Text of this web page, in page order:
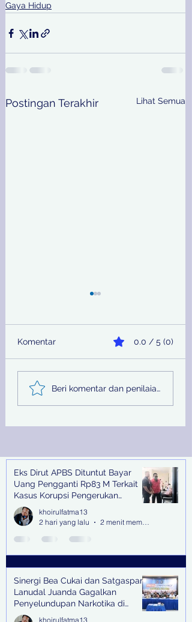
Gaya Hidup
Postingan Terakhir Lihat Semua
Sinergi Bea Cukai dan
Satgaspam Lanudal
Juanda Gagalkan
Komentar 0.0 / 5 (0)
Beri komentar dan penilaian...
Recent Posts
Eks Dirut APBS Dituntut Bayar
Uang Pengganti Rp83 M Terkait
Kasus Korupsi Pengerukan
Tanjung Perak
khoirulfatma13
2 hari yang lalu
2 menit membaca
Sinergi Bea Cukai dan Satgaspam
Lanudal Juanda Gagalkan
Penyelundupan Narkotika di
Bandara Juanda
khoirulfatma13